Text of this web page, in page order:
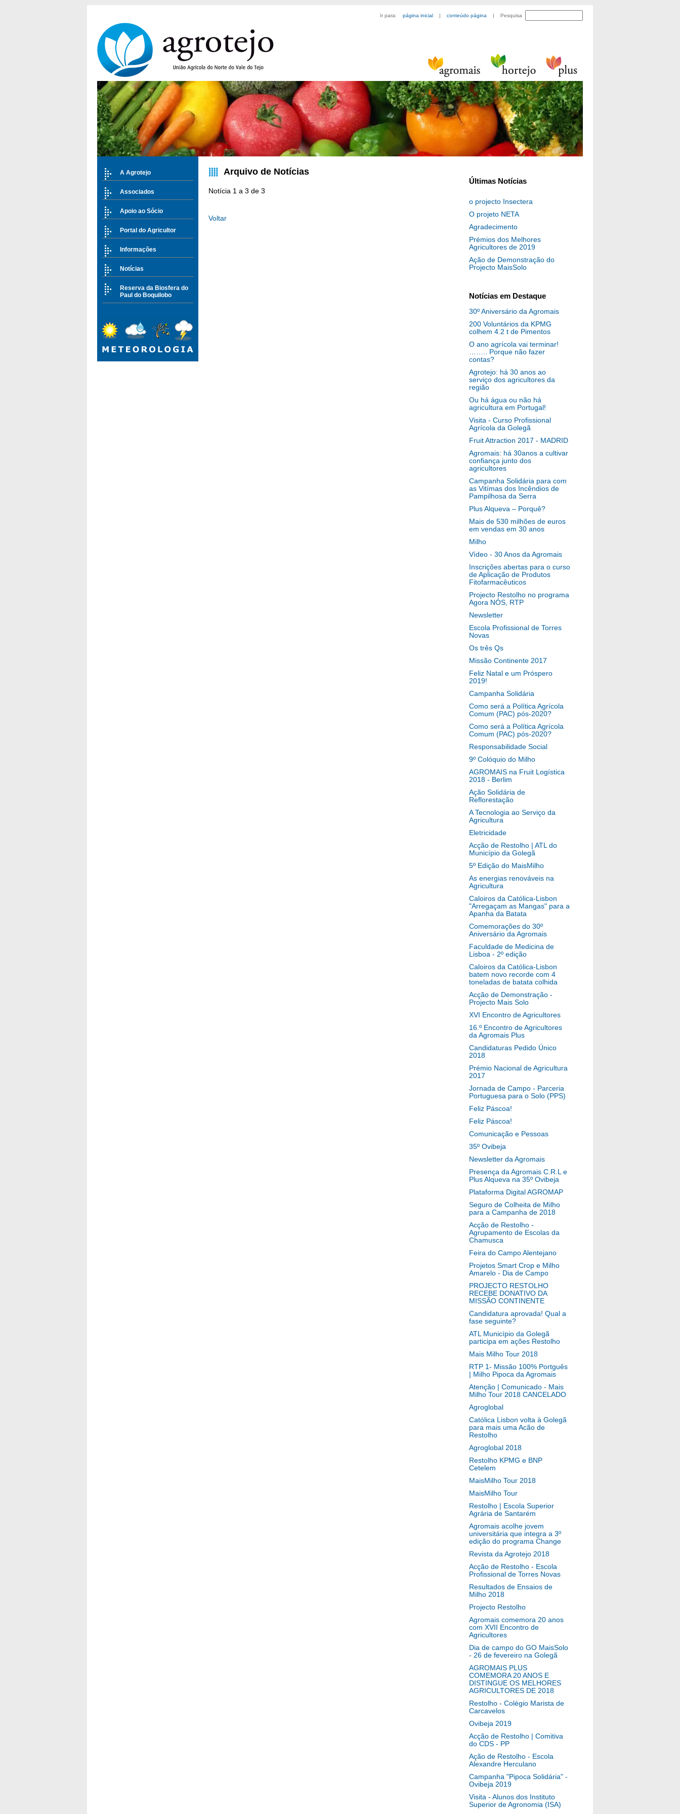
Ir para: página inicial | conteúdo página | Pesquisa
A Agrotejo
Associados
Apoio ao Sócio
Portal do Agricultor
Informações
Notícias
Reserva da Biosfera do
Paul do Boquilobo
Últimas Notícias
o projecto Insectera
O projeto NETA
Agradecimento
Prémios dos Melhores
Agricultores de 2019
Ação de Demonstração do
Projecto MaisSolo
Notícias em Destaque
30º Aniversário da Agromais
200 Voluntários da KPMG
colhem 4.2 t de Pimentos
O ano agrícola vai terminar!
…….. Porque não fazer
contas?
Agrotejo: há 30 anos ao
serviço dos agricultores da
região
Ou há água ou não há
agricultura em Portugal!
Visita - Curso Profissional
Agrícola da Golegã
Fruit Attraction 2017 - MADRID
Agromais: há 30anos a cultivar
confiança junto dos
agricultores
Campanha Solidária para com
as Vitímas dos Incêndios de
Pampilhosa da Serra
Plus Alqueva – Porquê?
Mais de 530 milhões de euros
em vendas em 30 anos
Milho
Vídeo - 30 Anos da Agromais
Inscrições abertas para o curso
de Aplicação de Produtos
Fitofarmacêuticos
Projecto Restolho no programa
Agora NÓS, RTP
Newsletter
Escola Profissional de Torres
Novas
Os três Qs
Missão Continente 2017
Feliz Natal e um Próspero
2019!
Campanha Solidária
Como será a Política Agrícola
Comum (PAC) pós-2020?
Como será a Política Agrícola
Comum (PAC) pós-2020?
Responsabilidade Social
9º Colóquio do Milho
AGROMAIS na Fruit Logística
2018 - Berlim
Ação Solidária de
Reflorestação
A Tecnologia ao Serviço da
Agricultura
Eletricidade
Acção de Restolho | ATL do
Município da Golegã
5º Edição do MaisMilho
As energias renováveis na
Agricultura
Caloiros da Católica-Lisbon
"Arregaçam as Mangas" para a
Apanha da Batata
Comemorações do 30º
Aniversário da Agromais
Faculdade de Medicina de
Lisboa - 2º edição
Caloiros da Católica-Lisbon
batem novo recorde com 4
toneladas de batata colhida
Acção de Demonstração -
Projecto Mais Solo
XVI Encontro de Agricultores
16.º Encontro de Agricultores
da Agromais Plus
Candidaturas Pedido Único
2018
Prémio Nacional de Agricultura
2017
Jornada de Campo - Parceria
Portuguesa para o Solo (PPS)
Feliz Páscoa!
Feliz Páscoa!
Comunicação e Pessoas
35º Ovibeja
Newsletter da Agromais
Presença da Agromais C.R.L e
Plus Alqueva na 35º Ovibeja
Plataforma Digital AGROMAP
Seguro de Colheita de Milho
para a Campanha de 2018
Acção de Restolho -
Agrupamento de Escolas da
Chamusca
Feira do Campo Alentejano
Projetos Smart Crop e Milho
Amarelo - Dia de Campo
PROJECTO RESTOLHO
RECEBE DONATIVO DA
MISSÃO CONTINENTE
Candidatura aprovada! Qual a
fase seguinte?
ATL Município da Golegã
participa em ações Restolho
Mais Milho Tour 2018
RTP 1- Missão 100% Portguês
| Milho Pipoca da Agromais
Atenção | Comunicado - Mais
Milho Tour 2018 CANCELADO
Agroglobal
Católica Lisbon volta à Golegã
para mais uma Acão de
Restolho
Agroglobal 2018
Restolho KPMG e BNP
Cetelem
MaisMilho Tour 2018
MaisMilho Tour
Restolho | Escola Superior
Agrária de Santarém
Agromais acolhe jovem
universitária que integra a 3º
edição do programa Change
Revista da Agrotejo 2018
Acção de Restolho - Escola
Profissional de Torres Novas
Resultados de Ensaios de
Milho 2018
Projecto Restolho
Agromais comemora 20 anos
com XVII Encontro de
Agricultores
Dia de campo do GO MaisSolo
- 26 de fevereiro na Golegã
AGROMAIS PLUS
COMEMORA 20 ANOS E
DISTINGUE OS MELHORES
AGRICULTORES DE 2018
Restolho - Colégio Marista de
Carcavelos
Ovibeja 2019
Acção de Restolho | Comitiva
do CDS - PP
Ação de Restolho - Escola
Alexandre Herculano
Campanha "Pipoca Solidária" -
Ovibeja 2019
Visita - Alunos dos Instituto
Superior de Agronomia (ISA)
Arquivo de Notícias
Notícia 1 a 3 de 3
Voltar